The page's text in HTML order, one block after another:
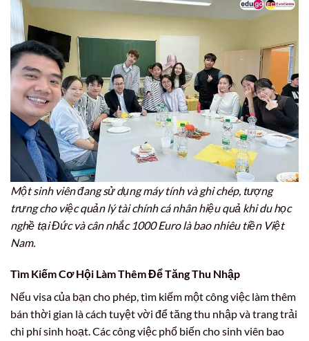
Một sinh viên đang sử dụng máy tính và ghi chép, tượng
trưng cho việc quản lý tài chính cá nhân hiệu quả khi du học
nghề tại Đức và cân nhắc 1000 Euro là bao nhiêu tiền Việt
Nam.
Tìm Kiếm Cơ Hội Làm Thêm Để Tăng Thu Nhập
Nếu visa của bạn cho phép, tìm kiếm một công việc làm thêm
bán thời gian là cách tuyệt vời để tăng thu nhập và trang trải
chi phí sinh hoạt. Các công việc phổ biến cho sinh viên bao